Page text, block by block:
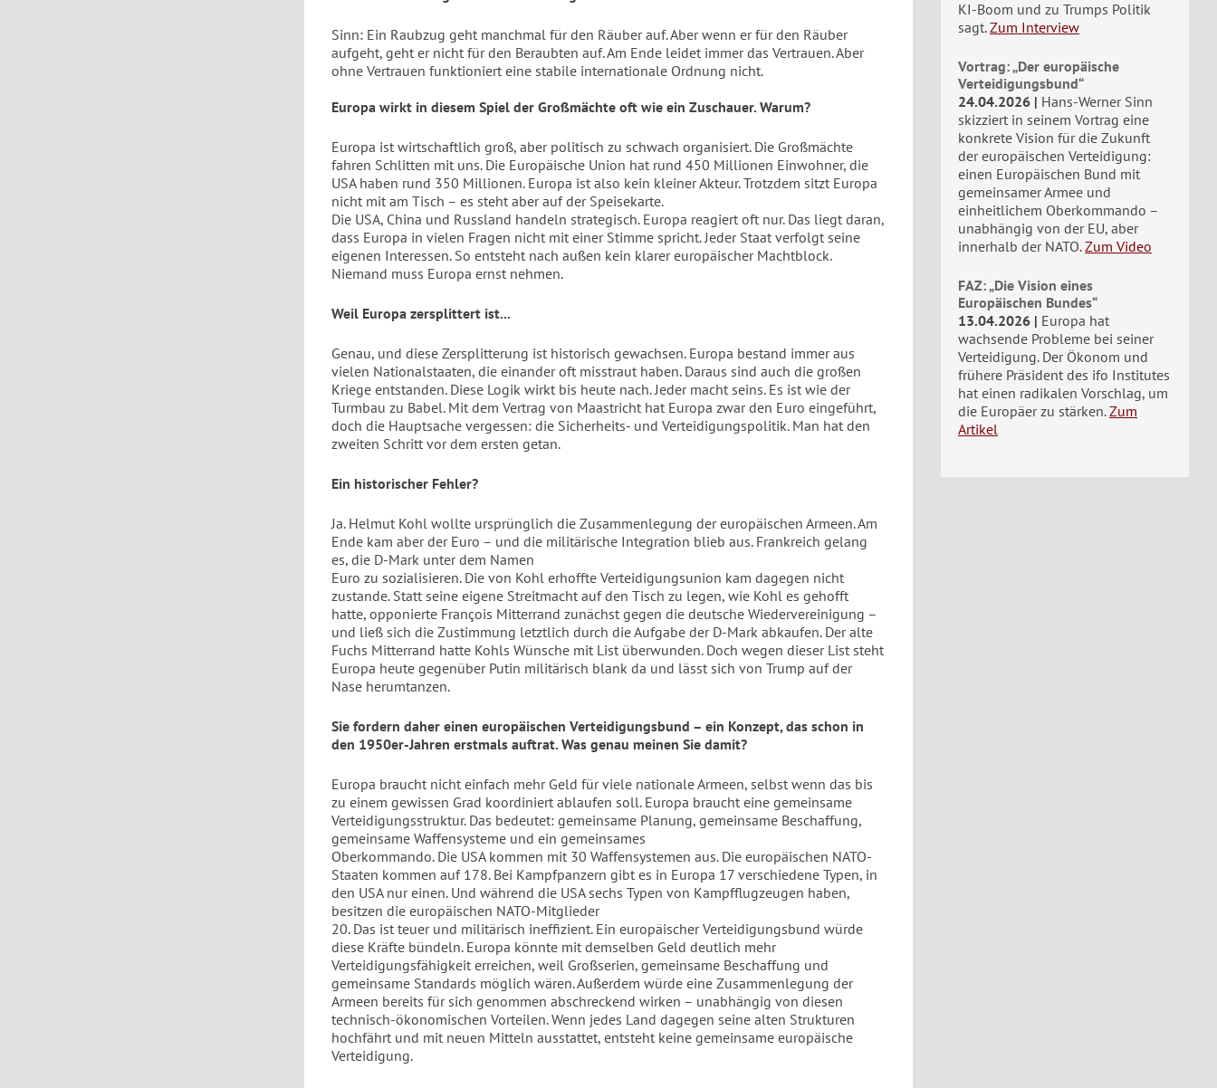
Sinn: Ein Raubzug geht manchmal für den Räuber auf. Aber wenn er für den Räuber
aufgeht, geht er nicht für den Beraubten auf. Am Ende leidet immer das Vertrauen. Aber
ohne Vertrauen funktioniert eine stabile internationale Ordnung nicht.
Europa wirkt in diesem Spiel der Großmächte oft wie ein Zuschauer. Warum?
Europa ist wirtschaftlich groß, aber politisch zu schwach organisiert. Die Großmächte
fahren Schlitten mit uns. Die Europäische Union hat rund 450 Millionen Einwohner, die
USA haben rund 350 Millionen. Europa ist also kein kleiner Akteur. Trotzdem sitzt Europa
nicht mit am Tisch – es steht aber auf der Speisekarte.
Die USA, China und Russland handeln strategisch. Europa reagiert oft nur. Das liegt daran,
dass Europa in vielen Fragen nicht mit einer Stimme spricht. Jeder Staat verfolgt seine
eigenen Interessen. So entsteht nach außen kein klarer europäischer Machtblock.
Niemand muss Europa ernst nehmen.
Weil Europa zersplittert ist...
Genau, und diese Zersplitterung ist historisch gewachsen. Europa bestand immer aus
vielen Nationalstaaten, die einander oft misstraut haben. Daraus sind auch die großen
Kriege entstanden. Diese Logik wirkt bis heute nach. Jeder macht seins. Es ist wie der
Turmbau zu Babel. Mit dem Vertrag von Maastricht hat Europa zwar den Euro eingeführt,
doch die Hauptsache vergessen: die Sicherheits- und Verteidigungspolitik. Man hat den
zweiten Schritt vor dem ersten getan.
Ein historischer Fehler?
Ja. Helmut Kohl wollte ursprünglich die Zusammenlegung der europäischen Armeen. Am
Ende kam aber der Euro – und die militärische Integration blieb aus. Frankreich gelang
es, die D-Mark unter dem Namen
Euro zu sozialisieren. Die von Kohl erhoffte Verteidigungsunion kam dagegen nicht
zustande. Statt seine eigene Streitmacht auf den Tisch zu legen, wie Kohl es gehofft
hatte, opponierte François Mitterrand zunächst gegen die deutsche Wiedervereinigung –
und ließ sich die Zustimmung letztlich durch die Aufgabe der D-Mark abkaufen. Der alte
Fuchs Mitterrand hatte Kohls Wünsche mit List überwunden. Doch wegen dieser List steht
Europa heute gegenüber Putin militärisch blank da und lässt sich von Trump auf der
Nase herumtanzen.
Sie fordern daher einen europäischen Verteidigungsbund – ein Konzept, das schon in
den 1950er-Jahren erstmals auftrat. Was genau meinen Sie damit?
Europa braucht nicht einfach mehr Geld für viele nationale Armeen, selbst wenn das bis
zu einem gewissen Grad koordiniert ablaufen soll. Europa braucht eine gemeinsame
Verteidigungsstruktur. Das bedeutet: gemeinsame Planung, gemeinsame Beschaffung,
gemeinsame Waffensysteme und ein gemeinsames
Oberkommando. Die USA kommen mit 30 Waffensystemen aus. Die europäischen NATO-
Staaten kommen auf 178. Bei Kampfpanzern gibt es in Europa 17 verschiedene Typen, in
den USA nur einen. Und während die USA sechs Typen von Kampfflugzeugen haben,
besitzen die europäischen NATO-Mitglieder
20. Das ist teuer und militärisch ineffizient. Ein europäischer Verteidigungsbund würde
diese Kräfte bündeln. Europa könnte mit demselben Geld deutlich mehr
Verteidigungsfähigkeit erreichen, weil Großserien, gemeinsame Beschaffung und
gemeinsame Standards möglich wären. Außerdem würde eine Zusammenlegung der
Armeen bereits für sich genommen abschreckend wirken – unabhängig von diesen
technisch-ökonomischen Vorteilen. Wenn jedes Land dagegen seine alten Strukturen
hochfährt und mit neuen Mitteln ausstattet, entsteht keine gemeinsame europäische
Verteidigung.
KI-Boom und zu Trumps Politik
sagt. Zum Interview
Vortrag: „Der europäische
Verteidigungsbund“
24.04.2026
Hans-Werner Sinn
skizziert in seinem Vortrag eine
konkrete Vision für die Zukunft
der europäischen Verteidigung:
einen Europäischen Bund mit
gemeinsamer Armee und
einheitlichem Oberkommando –
unabhängig von der EU, aber
innerhalb der NATO. Zum Video
FAZ: „Die Vision eines
Europäischen Bundes“
13.04.2026
Europa hat
wachsende Probleme bei seiner
Verteidigung. Der Ökonom und
frühere Präsident des ifo Institutes
hat einen radikalen Vorschlag, um
die Europäer zu stärken. Zum
Artikel